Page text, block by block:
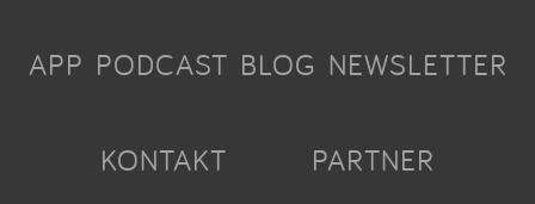
APP PODCAST BLOG NEWSLETTER
KONTAKT PARTNER